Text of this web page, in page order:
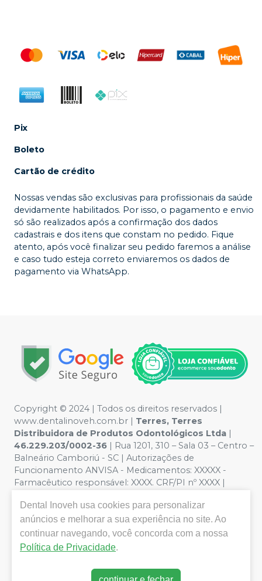
Pix
Boleto
Cartão de crédito
Nossas vendas são exclusivas para profissionais da saúde
devidamente habilitados. Por isso, o pagamento e envio
só são realizados após a confirmação dos dados
cadastrais e dos itens que constam no pedido. Fique
atento, após você finalizar seu pedido faremos a análise
e caso tudo esteja correto enviaremos os dados de
pagamento via WhatsApp.
Copyright © 2024 | Todos os direitos reservados |
www.dentalinoveh.com.br | Terres, Terres
Distribuidora de Produtos Odontológicos Ltda |
46.229.203/0002-36 | Rua 1201, 310 – Sala 03 – Centro –
Balneário Camboriú - SC | Autorizações de
Funcionamento ANVISA - Medicamentos: XXXXX -
Farmacêutico responsável: XXXX. CRF/PI nº XXXX |
ilustrativas - Os preços e condições da loja virtual estão
sujeitos a alterações. Em caso de divergência de preços
no site, o valor válido é o do Carrinho de Compra. Não
vendemos por atacado, por isso nos reservamos o
Dental Inoveh usa cookies para personalizar
anúncios e melhorar a sua experiência no site. Ao
continuar navegando, você concorda com a nossa
Política de Privacidade.